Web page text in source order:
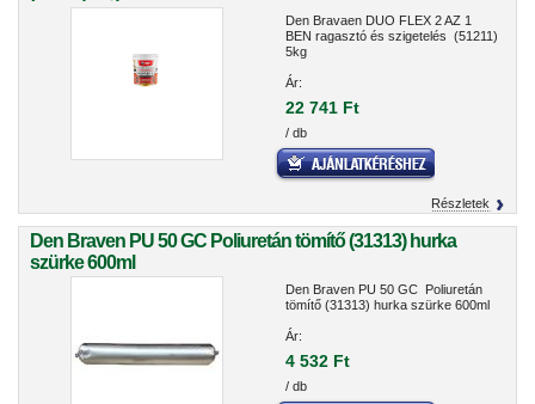
Den Bravaen DUO FLEX 2 AZ 1
BEN ragasztó és szigetelés (51211)
5kg
Ár:
22 741 Ft
/ db
Részletek
Den Braven PU 50 GC Poliuretán tömítő (31313) hurka
szürke 600ml
Den Braven PU 50 GC Poliuretán
tömítő (31313) hurka szürke 600ml
Ár:
4 532 Ft
/ db